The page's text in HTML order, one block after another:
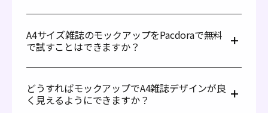
どうすればモックアップでA4雑誌デザインが良く見える
ようにできますか？
ンの原則に従うことが重要です: 明確で読みやすいフォン
トを使用し、画像とテキストの間で適切なバランスを保
ち、一貫したブランド要素が正しく適用されていることを
率的なプロセスを提供します。
サイズの雑誌モックアップを簡単にカスタマイズできま
す。外部のグラフィックデザインソフトウェアを必要とせ
ず、通常、ウェブサイト上で直接希望するモックアップを
位置、スケール、および微調整を行い、モックアップ上で
の見た目を整えることができます。
A4サイズ雑誌のモックアップをPacdoraで無料
で試すことはできますか？
ズの雑誌デザインを作成および表示できます。プレミアム
ツールのフルバージョンは、 料金プランページでご確認く
ださい。
どうすればモックアップでA4雑誌デザインが良
く見えるようにできますか？